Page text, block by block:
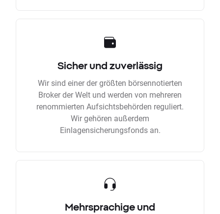
Sicher und zuverlässig
Wir sind einer der größten börsennotierten
Broker der Welt und werden von mehreren
renommierten Aufsichtsbehörden reguliert.
Wir gehören außerdem
Einlagensicherungsfonds an.
Mehrsprachige und